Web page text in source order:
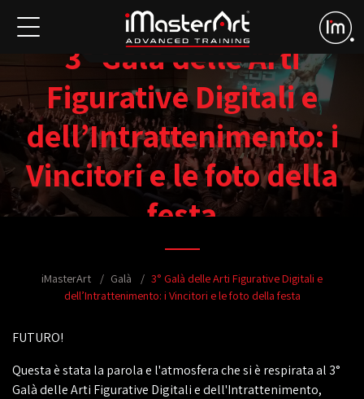
3° Galà delle Arti
Figurative Digitali e
dell’Intrattenimento: i
Vincitori e le foto della
festa
iMasterArt Galà
3° Galà delle Arti Figurative Digitali e
dell’Intrattenimento: i Vincitori e le foto della festa
FUTURO!
Questa è stata la parola e l'atmosfera che si è respirata al 3°
Galà delle Arti Figurative Digitali e dell'Intrattenimento,